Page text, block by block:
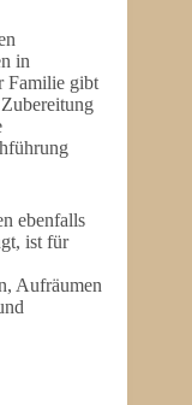
in
Familie gibt
ebenfalls
ist für
Aufräumen